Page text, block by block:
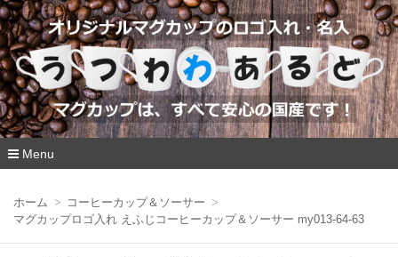
Menu
ホーム
コーヒーカップ＆ソーサー
マグカップロゴ入れ えふじコーヒーカップ＆ソーサー my013-64-63